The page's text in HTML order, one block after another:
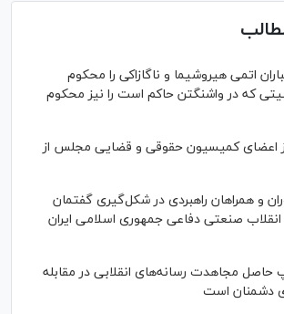
اتمی هیروشیما و ناگازاکی را محکوم
که در واشنگتن حاکم است را نیز محکوم
از اعضای کمیسیون حقوقی و قضایی مجلس از
و همراهان راهبردی در شکل‌گیری گفتمان
صنعتی دفاعی جمهوری اسلامی ایران
مجاهدت رسانه‌های انقلابی در مقابله
دشمنان است